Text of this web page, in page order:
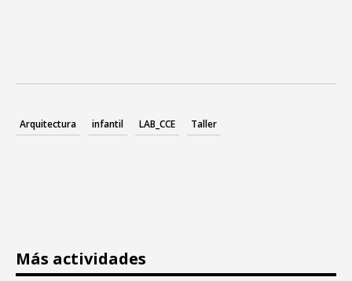
Arquitectura infantil LAB_CCE Taller
Más actividades